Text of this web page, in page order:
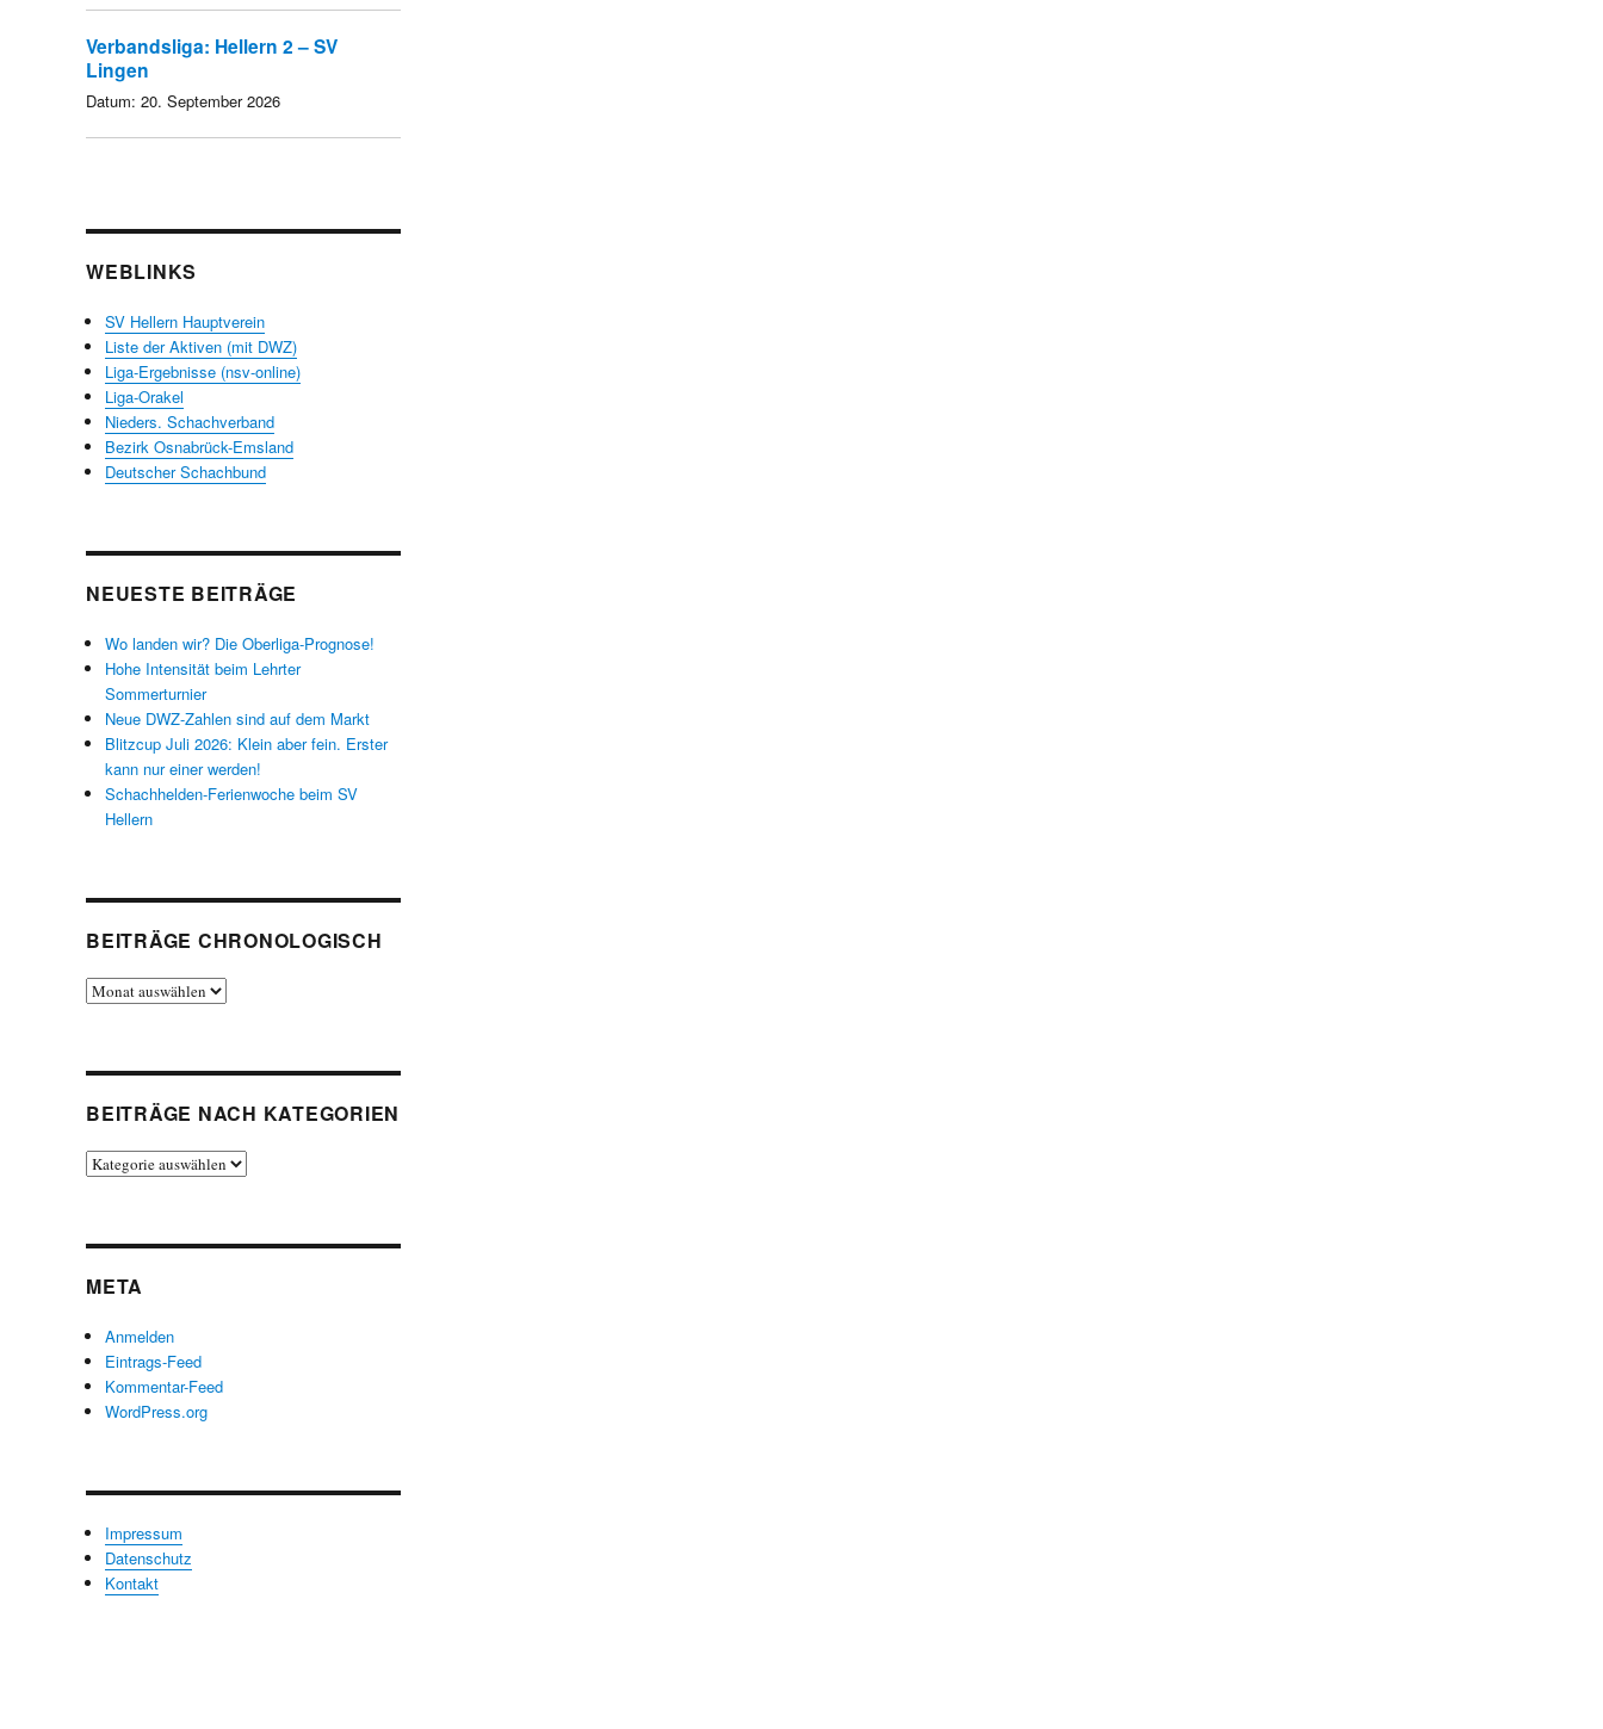
Verbandsliga: Hellern 2 – SV
Lingen
Datum: 20. September 2026
WEBLINKS
SV Hellern Hauptverein
Liste der Aktiven (mit DWZ)
Liga-Ergebnisse (nsv-online)
Liga-Orakel
Nieders. Schachverband
Bezirk Osnabrück-Emsland
Deutscher Schachbund
NEUESTE BEITRÄGE
Wo landen wir? Die Oberliga-Prognose!
Hohe Intensität beim Lehrter
Sommerturnier
Neue DWZ-Zahlen sind auf dem Markt
Blitzcup Juli 2026: Klein aber fein. Erster
kann nur einer werden!
Schachhelden-Ferienwoche beim SV
Hellern
BEITRÄGE CHRONOLOGISCH
Beiträge
BEITRÄGE NACH KATEGORIEN
Beiträge
META
Anmelden
Eintrags-Feed
Kommentar-Feed
WordPress.org
Impressum
Datenschutz
Kontakt